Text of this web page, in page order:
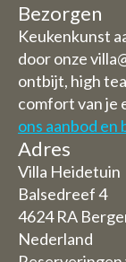
Bezorgen
Keukenkunst
door onze
ontbijt, high
comfort van je
ons aanbod
Adres
Villa Heidetuin
Balsedreef 4
4624 RA
Nederland